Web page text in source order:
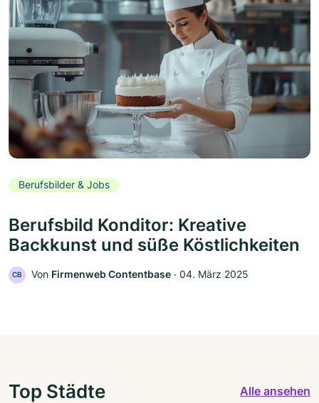
Berufsbilder & Jobs
Berufsbild Konditor: Kreative
Backkunst und süße Köstlichkeiten
CB Von Firmenweb Contentbase ‧ 04. März 2025
Top Städte Alle ansehen